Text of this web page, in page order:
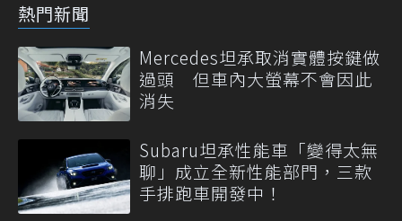
熱門新聞
Mercedes坦承取消實體按鍵做
過頭 但車內大螢幕不會因此
消失
Subaru坦承性能車「變得太無
聊」成立全新性能部門，三款
手排跑車開發中！